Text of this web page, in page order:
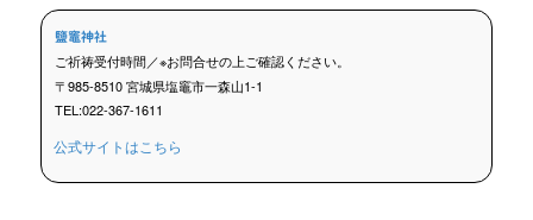
鹽竈神社
ご祈祷受付時間／※お問合せの上ご確認ください。
〒985-8510 宮城県塩竈市一森山1-1
TEL:022-367-1611
公式サイトはこちら